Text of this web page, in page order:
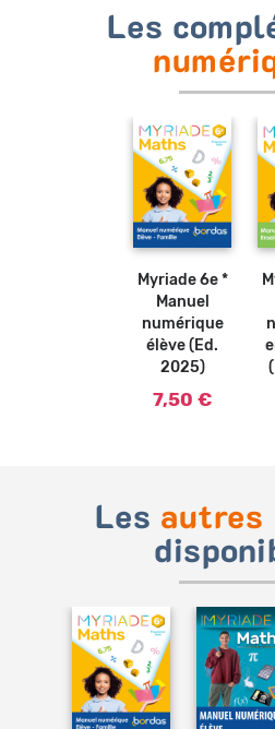
Les
Myriade 6e *
Manuel
numérique
élève (Ed.
2025)
7,50 €
Les autres